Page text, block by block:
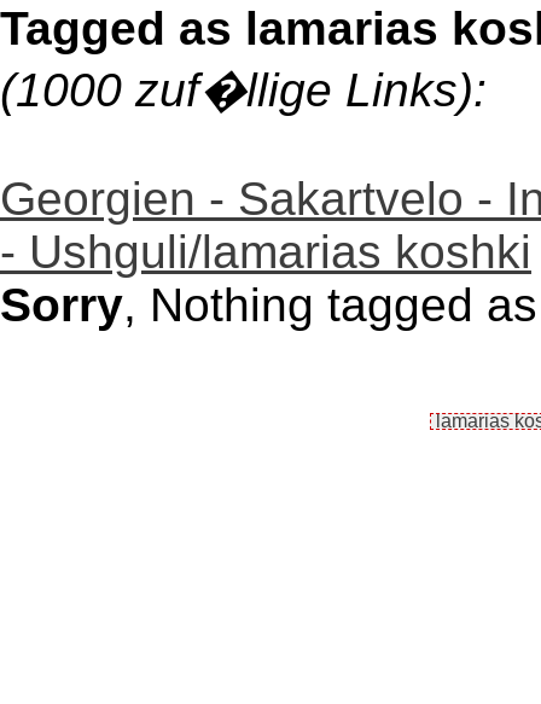
Tagged as lamarias
(1000 zuf�llige Links):
Georgien - Sakartvelo -
- Ushguli/lamarias koshki
Sorry, Nothing tagged